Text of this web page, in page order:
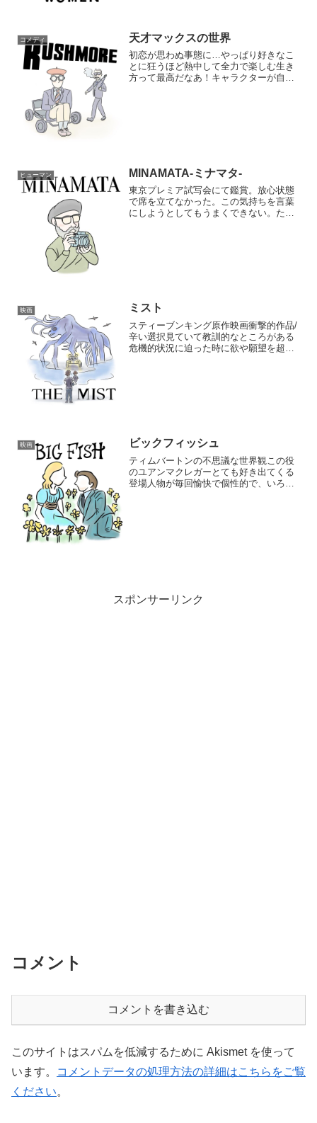
コメディ 天才マックスの世界
初恋が思わぬ事態に…やっぱり好きなこ
とに狂うほど熱中して全力で楽しむ生き
方って最高だなあ！キャラクターが自分
ヒューマン MINAMATA-ミナマタ-
東京プレミア試写会にて鑑賞。放心状態
で席を立てなかった。この気持ちを言葉
にしようとしてもうまくできない。たく
映画 ミスト
スティーブンキング原作映画衝撃的作品/
辛い選択見ていて教訓的なところがある
危機的状況に迫った時に欲や願望を超え
映画 ビックフィッシュ
ティムバートンの不思議な世界観この役
のユアンマクレガーとても好き出てくる
登場人物が毎回愉快で個性的で、いろん
スポンサーリンク
コメント
コメントを書き込む
このサイトはスパムを低減するために Akismet を使って
います。
コメントデータの処理方法の詳細はこちらをご覧
ください。